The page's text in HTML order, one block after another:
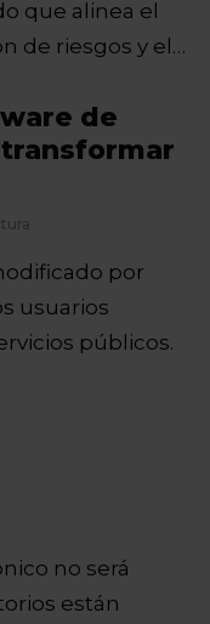
que alinea el
de riesgos y el…
de
por
usuarios
públicos.
no será
están